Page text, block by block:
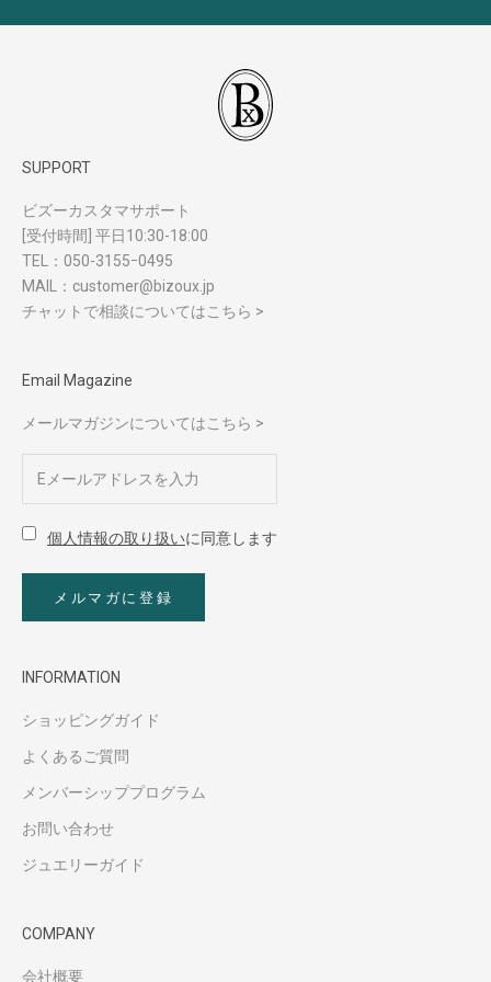
SUPPORT
ビズーカスタマサポート
[受付時間] 平日10:30-18:00
TEL： 050-3155ｰ0495
MAIL： customer@bizoux.jp
チャットで相談についてはこちら >
Email Magazine
メールマガジンについてはこちら >
個人情報の取り扱いに同意します
メルマガに登録
INFORMATION
ショッピングガイド
よくあるご質問
メンバーシッププログラム
お問い合わせ
ジュエリーガイド
COMPANY
会社概要